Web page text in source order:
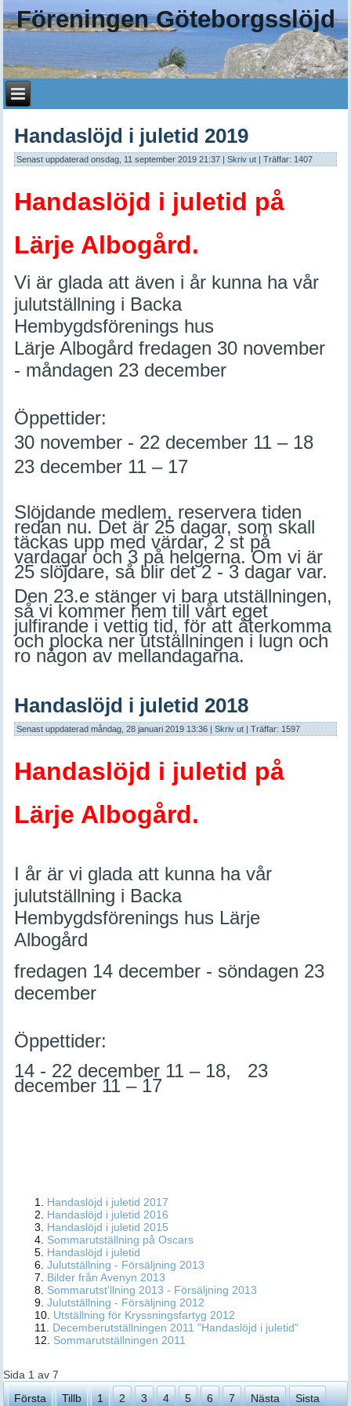
Föreningen Göteborgsslöjd
Handaslöjd i juletid 2019
Senast uppdaterad onsdag, 11 september 2019 21:37 |Skriv ut | Träffar: 1407
Handaslöjd i juletid på
Lärje Albogård.
Vi är glada att även i år kunna ha vår
julutställning i Backa
Hembygdsförenings hus
Lärje Albogård fredagen 30 november
- måndagen 23 december
Öppettider:
30 november - 22 december 11 – 18
23 december 11 – 17
Slöjdande medlem, reservera tiden
redan nu. Det är 25 dagar, som skall
täckas upp med värdar, 2 st på
vardagar och 3 på helgerna. Om vi är
25 slöjdare, så blir det 2 - 3 dagar var.
Den 23.e stänger vi bara utställningen,
så vi kommer hem till vårt eget
julfirande i vettig tid, för att återkomma
och plocka ner utställningen i lugn och
ro någon av mellandagarna.
Handaslöjd i juletid 2018
Senast uppdaterad måndag, 28 januari 2019 13:36 |Skriv ut | Träffar: 1597
Handaslöjd i juletid på
Lärje Albogård.
I år är vi glada att kunna ha vår
julutställning i Backa
Hembygdsförenings hus Lärje
Albogård
fredagen 14 december - söndagen 23
december
Öppettider:
14 - 22 december 11 – 18, 23
december 11 – 17
Handaslöjd i juletid 2017
Handaslöjd i juletid 2016
Handaslöjd i juletid 2015
Sommarutställning på Oscars
Handaslöjd i juletid
Julutställning - Försäljning 2013
Bilder från Avenyn 2013
Sommarutst'llning 2013 - Försäljning 2013
Julutställning - Försäljning 2012
Utställning för Kryssningsfartyg 2012
Decemberutställningen 2011 "Handaslöjd i juletid"
Sommarutställningen 2011
Sida 1 av 7
Första
Tillb 1 2 3 4 5 6 7 Nästa Sista